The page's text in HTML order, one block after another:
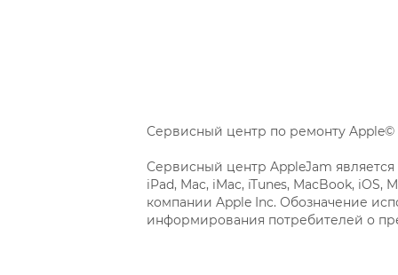
Сервисный центр по ремонту Apple©
Сервисный центр AppleJam
iPad, Mac, iMac, iTunes, MacBook,
компании Apple Inc. Обозначение
информирования потребителей о